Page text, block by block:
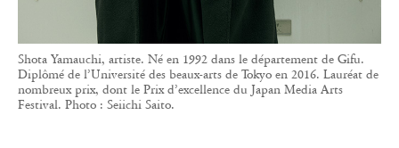
Shota Yamauchi, artiste. Né en 1992 dans le département de Gifu.
Diplômé de l’Université des beaux-arts de Tokyo en 2016. Lauréat de
nombreux prix, dont le Prix d’excellence du Japan Media Arts
Festival. Photo : Seiichi Saito.